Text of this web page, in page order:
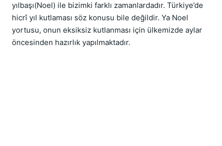
yılbaşı(Noel) ile bizimki farklı zamanlardadır. Türkiye’de
hicrî yıl kutlaması söz konusu bile değildir. Ya Noel
yortusu, onun eksiksiz kutlanması için ülkemizde aylar
öncesinden hazırlık yapılmaktadır.